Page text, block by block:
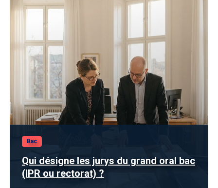
Bac
Qui désigne les jurys du grand oral bac
(IPR ou rectorat) ?